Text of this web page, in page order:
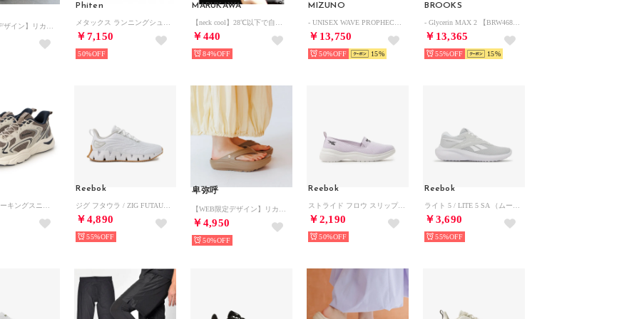
Phiten
￥7,150
50%
MARUKAWA
￥440
84%
MIZUNO
￥13,750
50% 15
BROOKS
￥13,365
55% 15
Reebok
￥4,890
55%
卑弥呼
￥4,950
50%
Reebok
￥2,190
50%
Reebok
￥3,690
55%